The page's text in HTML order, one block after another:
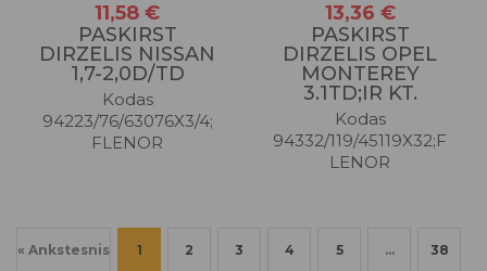
11,58 €
PASKIRST
DIRZELIS NISSAN
1,7-2,0D/TD
Kodas
94223/76/63076X3/4;
FLENOR
13,36 €
PASKIRST
DIRZELIS OPEL
MONTEREY
3.1TD;IR KT.
Kodas
94332/119/45119X32;F
LENOR
« Ankstesnis 1 2 3 4 5 … 38